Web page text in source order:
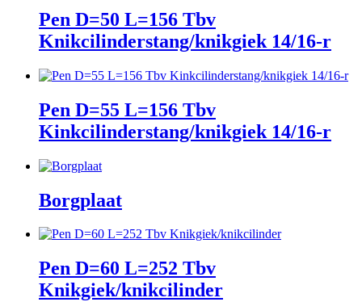
Pen D=50 L=156 Tbv
Knikcilinderstang/knikgiek 14/16-r
Pen D=55 L=156 Tbv
Kinkcilinderstang/knikgiek 14/16-r
Borgplaat
Pen D=60 L=252 Tbv
Knikgiek/knikcilinder